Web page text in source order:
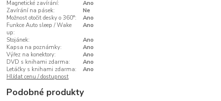
Magnetické zavírání:
Ano
Zavírání na pásek:
Ne
Možnost otočit desky o 360°:
Ano
Funkce Auto sleep / Wake
up:
Ano
Stojánek:
Ano
Kapsa na poznámky:
Ano
Výřez na konektory:
Ano
DVD s knihami zdarma:
Ano
Letáčky s knihami zdarma:
Ano
Hlídat cenu / dostupnost
Podobné produkty